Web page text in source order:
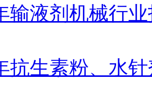
输液剂机械行
抗生素粉、水